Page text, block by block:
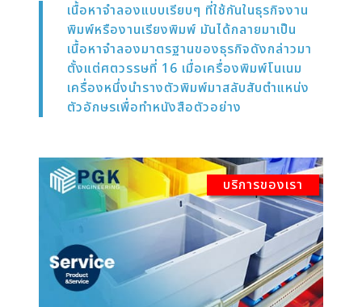
เนื้อหาจำลองแบบเรียบๆ ที่ใช้กันในธุรกิจงาน
พิมพ์หรืองานเรียงพิมพ์ มันได้กลายมาเป็น
เนื้อหาจำลองมาตรฐานของธุรกิจดังกล่าวมา
ตั้งแต่ศตวรรษที่ 16 เมื่อเครื่องพิมพ์โนเนม
เครื่องหนึ่งนำรางตัวพิมพ์มาสลับสับตำแหน่ง
ตัวอักษรเพื่อทำหนังสือตัวอย่าง
บริการของเรา